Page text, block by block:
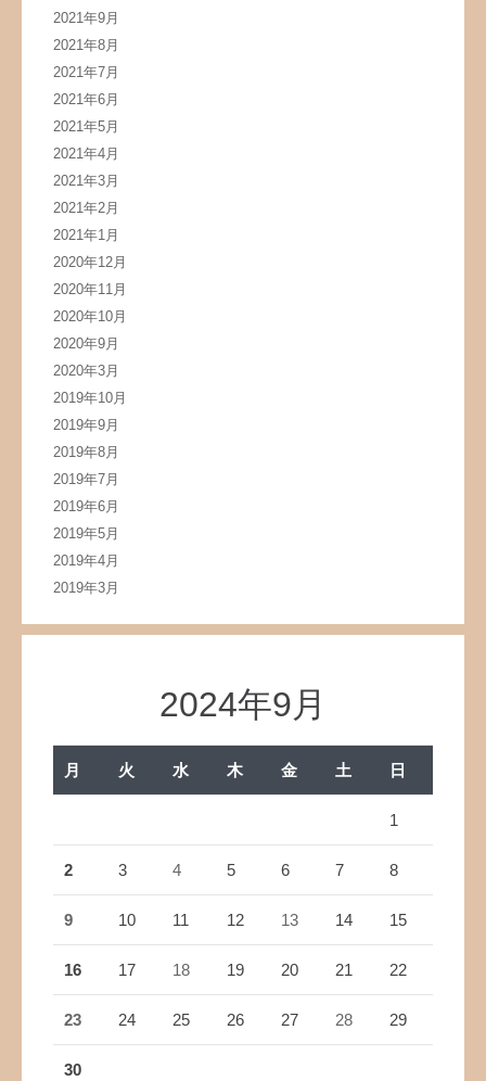
2021年9月
2021年8月
2021年7月
2021年6月
2021年5月
2021年4月
2021年3月
2021年2月
2021年1月
2020年12月
2020年11月
2020年10月
2020年9月
2020年3月
2019年10月
2019年9月
2019年8月
2019年7月
2019年6月
2019年5月
2019年4月
2019年3月
2024年9月
月 火 水 木 金 土 日
1
2 3 4 5 6 7 8
9 10 11 12 13 14 15
16 17 18 19 20 21 22
23 24 25 26 27 28 29
30